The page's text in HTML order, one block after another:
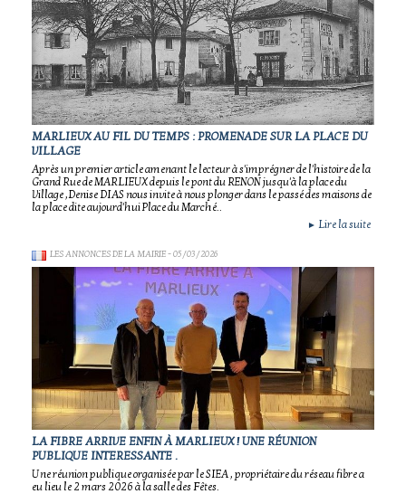
MARLIEUX AU FIL DU TEMPS : PROMENADE SUR LA PLACE DU
VILLAGE
Après un premier article amenant le lecteur à s'imprégner de l'histoire de la
Grand Rue de MARLIEUX depuis le pont du RENON jusqu'à la place du
Village ,Denise DIAS nous invite à nous plonger dans le passé des maisons de
la place dite aujourd'hui Place du Marché..
► Lire la suite
LES ANNONCES DE LA MAIRIE- 05/03/2026
LA FIBRE ARRIVE ENFIN À MARLIEUX ! UNE RÉUNION
PUBLIQUE INTERESSANTE .
Une réunion publique organisée par le SIEA , propriétaire du réseau fibre a
eu lieu le 2 mars 2026 à la salle des Fêtes.